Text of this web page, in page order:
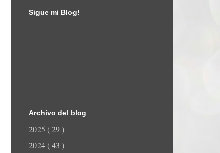
Sigue mi Blog!
Archivo del blog
2025 ( 29 )
2024 ( 43 )